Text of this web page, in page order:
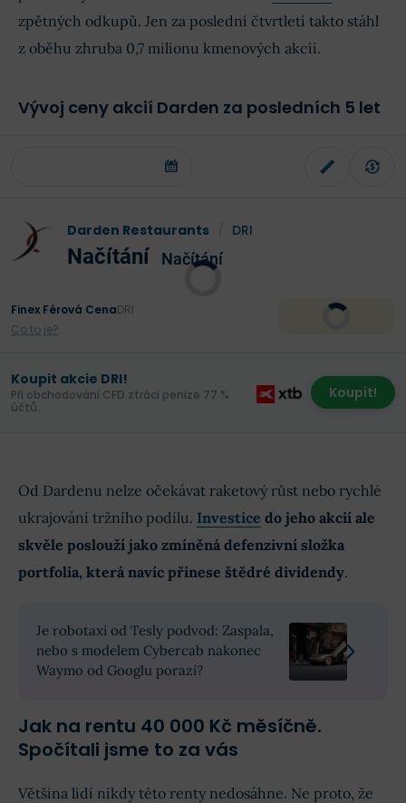
zpětných odkupů. Jen za poslední čtvrtletí takto stáhl
z oběhu zhruba 0,7 milionu kmenových akcií.
Vývoj ceny akcií Darden za posledních 5 let
Darden Restaurants DRI
Načítání Načítání
Finex Férová CenaDRI
Co to je?
Koupit akcie DRI!
Při obchodování CFD ztrácí peníze 77 %
účtů.
Koupit!
Od Dardenu nelze očekávat raketový růst nebo rychlé
ukrajování tržního podílu. Investice do jeho akcií ale
skvěle poslouží jako zmíněná defenzivní složka
portfolia, která navíc přinese štědré dividendy.
Je robotaxi od Tesly podvod: Zaspala,
nebo s modelem Cybercab nakonec
Waymo od Googlu porazí?
Jak na rentu 40 000 Kč měsíčně.
Spočítali jsme to za vás
Většina lidí nikdy této renty nedosáhne. Ne proto, že